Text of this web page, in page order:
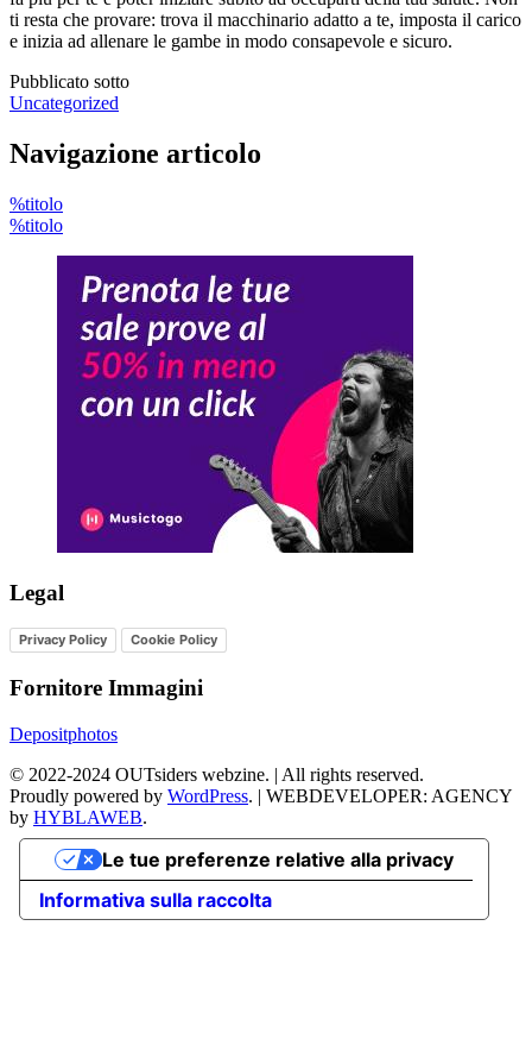
ti resta che provare: trova il macchinario adatto a te, imposta il carico
e inizia ad allenare le gambe in modo consapevole e sicuro.
Pubblicato sotto
Uncategorized
Navigazione articolo
%titolo
%titolo
Legal
Privacy Policy Cookie Policy
Fornitore Immagini
Depositphotos
© 2022-2024 OUTsiders webzine. | All rights reserved.
Proudly powered by WordPress. | WEBDEVELOPER: AGENCY
by HYBLAWEB.
Informativa sulla raccolta
Le tue preferenze relative alla privacy